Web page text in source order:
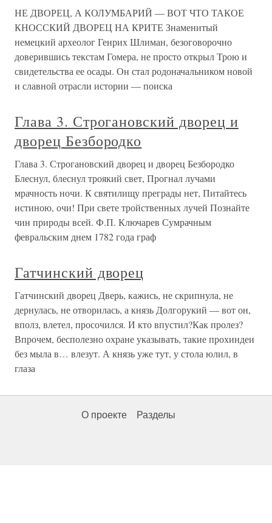
НЕ ДВОРЕЦ, А КОЛУМБАРИЙ — ВОТ ЧТО ТАКОЕ
КНОССКИЙ ДВОРЕЦ НА КРИТЕ Знаменитый
немецкий археолог Генрих Шлиман, безоговорочно
доверившись текстам Гомера, не просто открыл Трою и
свидетельства ее осады. Он стал родоначальником новой
и славной отрасли истории — поиска
Глава 3. Строгановский дворец и
дворец Безбородко
Глава 3. Строгановский дворец и дворец Безбородко
Блеснул, блеснул троякий свет, Прогнал лучами
мрачность ночи. К святилищу преграды нет, Питайтесь
истиною, очи! При свете тройственных лучей Познайте
чин природы всей. Ф.П. Ключарев Сумрачным
февральским днем 1782 года граф
Гатчинский дворец
Гатчинский дворец Дверь, кажись, не скрипнула, не
дернулась, не отворилась, а князь Долгорукий — вот он,
вполз, влетел, просочился. И кто впустил?Как пролез?
Впрочем, бесполезно охране указывать, такие прохиндеи
без мыла в… влезут. А князь уже тут, у стола юлил, в
глаза
О проекте Разделы